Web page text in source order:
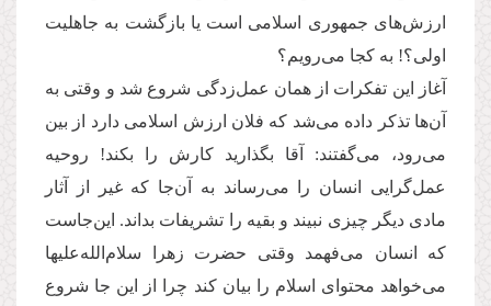
ارزش‌های جمهوری اسلامی است یا بازگشت به جاهلیت
اولی؟! به کجا می‌رویم؟
آغاز این تفکرات از همان عمل‌زدگی شروع شد و وقتی به
آن‌ها تذکر داده می‌شد که فلان ارزش اسلامی دارد از بین
می‌رود، می‌گفتند: آقا بگذارید کارش را بکند! روحیه
عمل‌گرایی انسان را می‌رساند به آن‌جا که غیر از آثار
مادی دیگر چیزی نبیند و بقیه را تشریفات بداند. این‌جاست
که انسان می‌فهمد وقتی حضرت زهرا سلام‌الله‌علیها
می‌خواهد محتوای اسلام را بیان کند چرا از این جا شروع